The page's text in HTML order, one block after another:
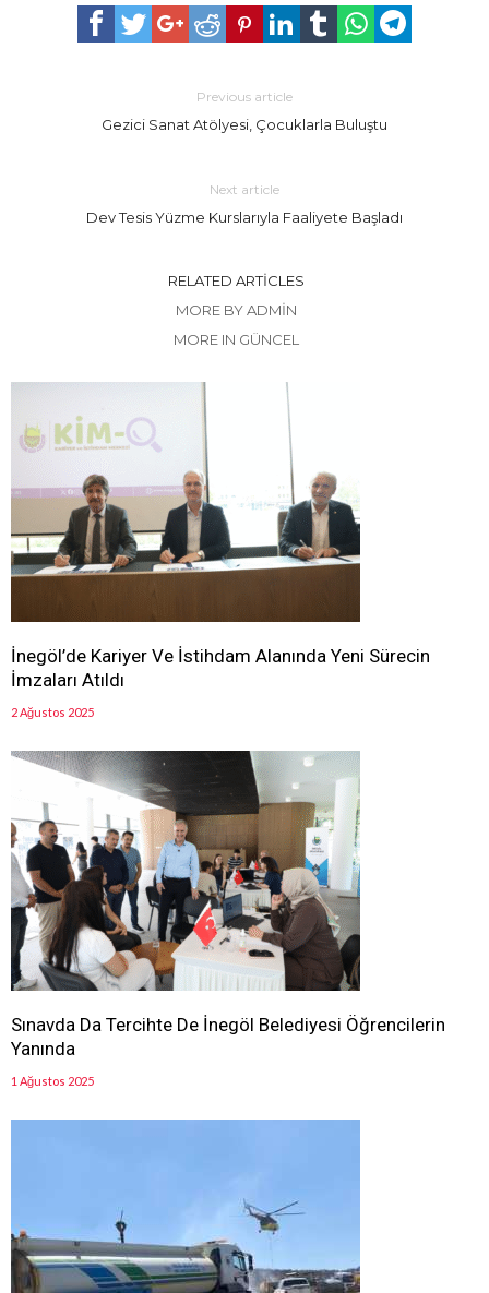
Previous article
Gezici Sanat Atölyesi, Çocuklarla Buluştu
Next article
Dev Tesis Yüzme Kurslarıyla Faaliyete Başladı
RELATED ARTICLES
MORE BY ADMIN
MORE IN GÜNCEL
İnegöl’de Kariyer Ve İstihdam Alanında Yeni Sürecin
İmzaları Atıldı
2 Ağustos 2025
Sınavda Da Tercihte De İnegöl Belediyesi Öğrencilerin
Yanında
1 Ağustos 2025